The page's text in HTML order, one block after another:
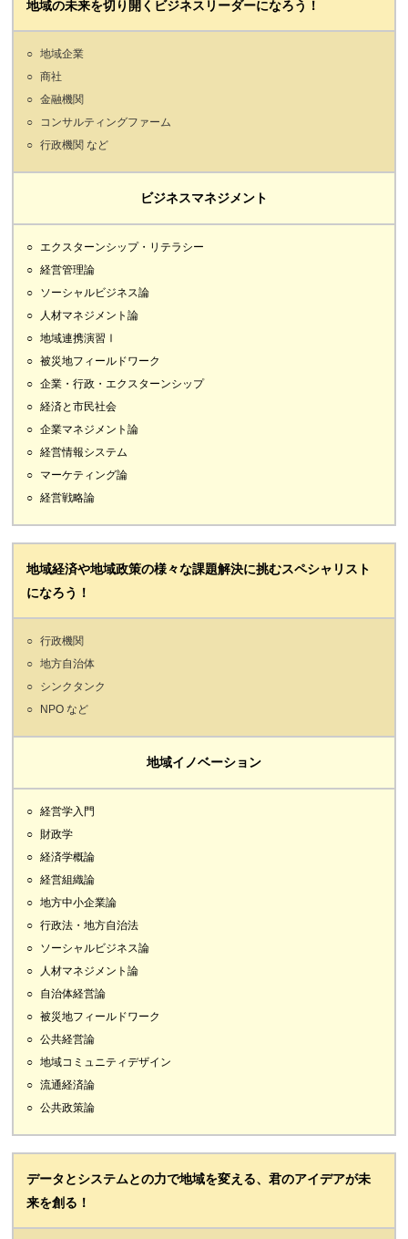
地域の未来を切り開くビジネスリーダーになろう！
地域企業
商社
金融機関
コンサルティングファーム
行政機関 など
ビジネスマネジメント
エクスターンシップ・リテラシー
経営管理論
ソーシャルビジネス論
人材マネジメント論
地域連携演習Ⅰ
被災地フィールドワーク
企業・行政・エクスターンシップ
経済と市民社会
企業マネジメント論
経営情報システム
マーケティング論
経営戦略論
地域経済や地域政策の様々な課題解決に挑むスペシャリスト
になろう！
行政機関
地方自治体
シンクタンク
NPO など
地域イノベーション
経営学入門
財政学
経済学概論
経営組織論
地方中小企業論
行政法・地方自治法
ソーシャルビジネス論
人材マネジメント論
自治体経営論
被災地フィールドワーク
公共経営論
地域コミュニティデザイン
流通経済論
公共政策論
データとシステムとの力で地域を変える、君のアイデアが未
来を創る！